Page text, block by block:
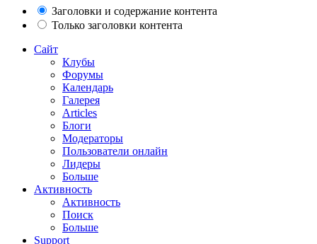
Заголовки и содержание контента
Только заголовки контента
Сайт
Клубы
Форумы
Календарь
Галерея
Articles
Блоги
Модераторы
Пользователи онлайн
Лидеры
Больше
Активность
Активность
Поиск
Больше
Support